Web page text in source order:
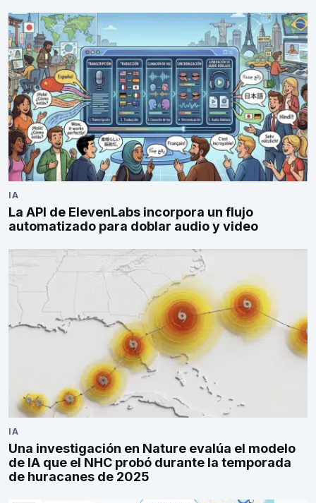
IA
La API de ElevenLabs incorpora un flujo
automatizado para doblar audio y video
IA
Una investigación en Nature evalúa el modelo
de IA que el NHC probó durante la temporada
de huracanes de 2025